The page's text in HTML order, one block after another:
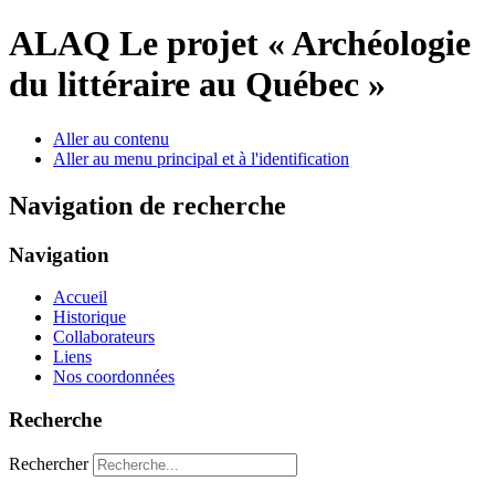
ALAQ Le projet « Archéologie
du littéraire au Québec »
Aller au contenu
Aller au menu principal et à l'identification
Navigation de recherche
Navigation
Accueil
Historique
Collaborateurs
Liens
Nos coordonnées
Recherche
Rechercher